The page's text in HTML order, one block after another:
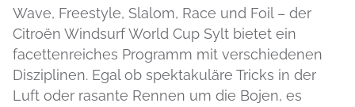
Wave, Freestyle, Slalom, Race und Foil – der
Citroën Windsurf World Cup Sylt bietet ein
facettenreiches Programm mit verschiedenen
Disziplinen. Egal ob spektakuläre Tricks in der
Luft oder rasante Rennen um die Bojen, es